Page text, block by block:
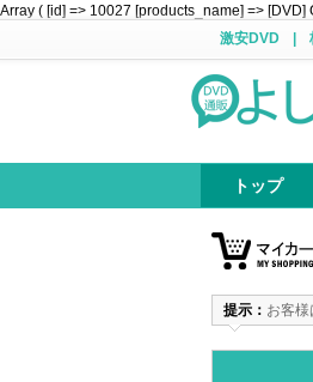
Array ( [id] => 10027 [products_name] =>
激安DVD
トップ
提示： お客